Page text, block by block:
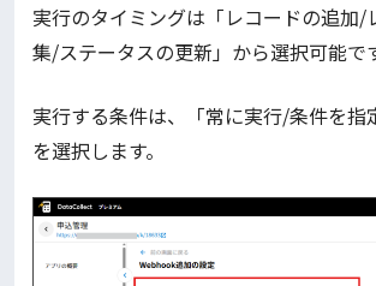
実行のタイミングは「レコードの追加/
集/ステータスの更新」から選択可能で
実行する条件は、「常に実行/条件を指
を選択します。